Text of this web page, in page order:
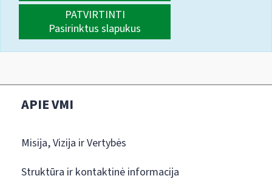
PATVIRTINTI
Pasirinktus slapukus
APIE VMI
Misija, Vizija ir Vertybės
Struktūra ir kontaktinė informacija